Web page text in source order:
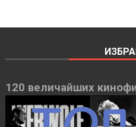
120 величайших